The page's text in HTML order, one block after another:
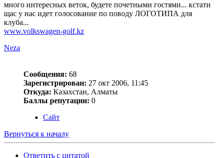
много интересных веток, будете почетными гостями... кстати
щас у нас идет голосование по поводу ЛОГОТИПА для
клуба...
www.volkswagen-golf.kz
Neza
Сообщения: 68
Зарегистрирован: 27 окт 2006, 11:45
Откуда: Казахстан, Алматы
Баллы репутации: 0
Сайт
Вернуться к началу
Ответить с цитатой